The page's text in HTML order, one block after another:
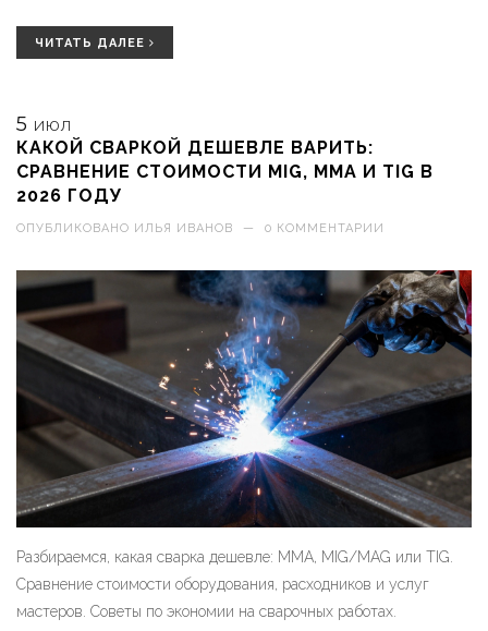
ЧИТАТЬ ДАЛЕЕ
5 ИЮЛ
КАКОЙ СВАРКОЙ ДЕШЕВЛЕ ВАРИТЬ:
СРАВНЕНИЕ СТОИМОСТИ MIG, MMA И TIG В
2026 ГОДУ
ОПУБЛИКОВАНО ИЛЬЯ ИВАНОВ — 0 КОММЕНТАРИИ
Разбираемся, какая сварка дешевле: MMA, MIG/MAG или TIG.
Сравнение стоимости оборудования, расходников и услуг
мастеров. Советы по экономии на сварочных работах.